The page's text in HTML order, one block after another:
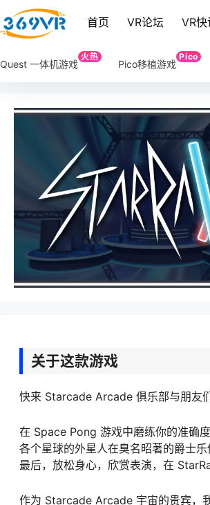
首页 VR论坛 VR快
Quest 一体机游戏
火热
Pico移植游戏
Pico
关于这款游戏
快来 Starcade Arcade 俱乐部与朋友
在 Space Pong 游戏中磨练你的准确
各个星球的外星人在臭名昭著的爵士
最后，放松身心，欣赏表演，在
作为 Starcade Arcade 宇宙的贵宾，